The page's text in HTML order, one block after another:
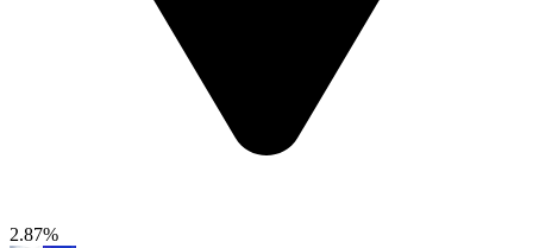
2.87%